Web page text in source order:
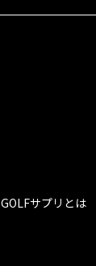
GOLFサプリとは